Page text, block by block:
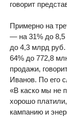
говорит
Примерно на
— на 31% до 8,5
до 4,3 млрд
64% до 772,8
продажи,
Иванов. По его
«В каско мы не
хорошо
кампанию и